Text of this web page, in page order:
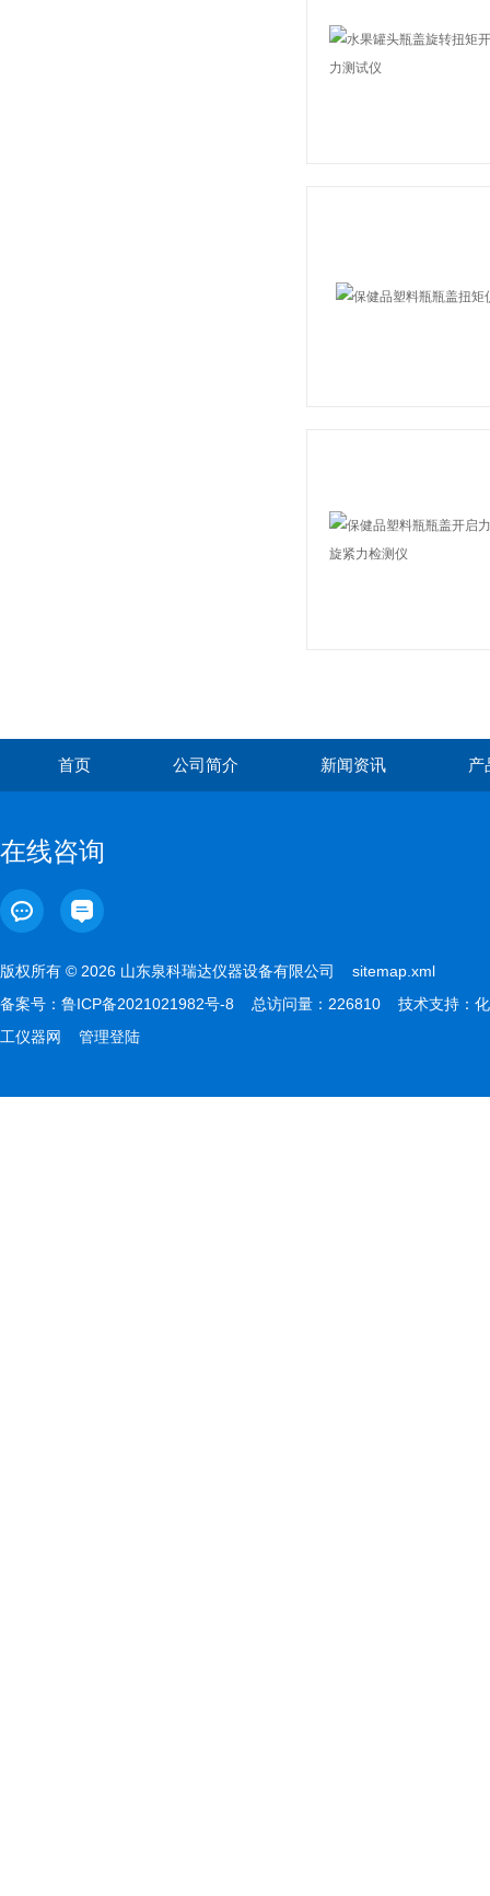
首页 公司简介 新闻资讯 产
在线咨询
版权所有 © 2026 山东泉科瑞达仪器设备有限公司 sitemap.xml
备案号： 鲁ICP备2021021982号-8 总访问量：226810 技术支持： 化
工仪器网
管理登陆